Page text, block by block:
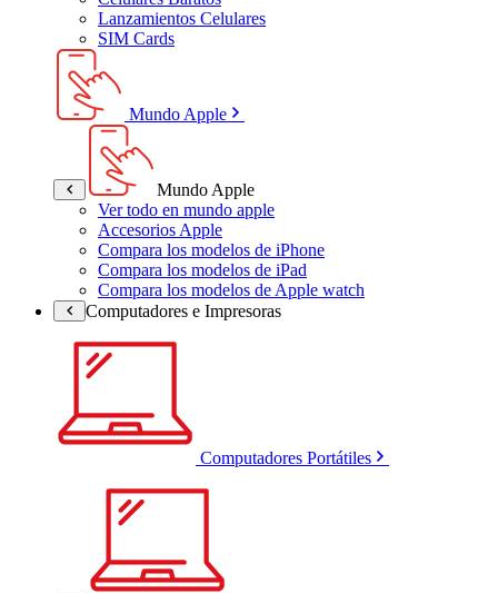
Lanzamientos Celulares
SIM Cards
Mundo Apple
Mundo Apple
Ver todo en mundo apple
Accesorios Apple
Compara los modelos de iPhone
Compara los modelos de iPad
Compara los modelos de Apple watch
Computadores e Impresoras
Computadores Portátiles